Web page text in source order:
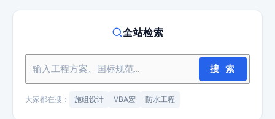
全站检索
搜 索
大家都在搜： 施组设计 VBA宏 防水工程